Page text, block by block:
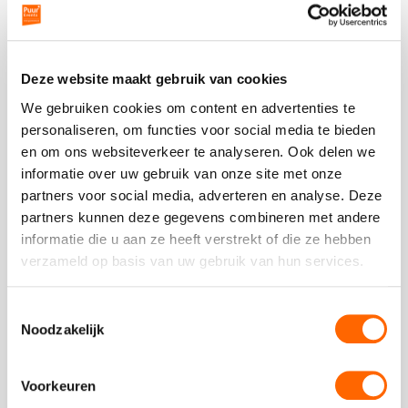
Deze website maakt gebruik van cookies
We gebruiken cookies om content en advertenties te
personaliseren, om functies voor social media te bieden
en om ons websiteverkeer te analyseren. Ook delen we
informatie over uw gebruik van onze site met onze
partners voor social media, adverteren en analyse. Deze
partners kunnen deze gegevens combineren met andere
informatie die u aan ze heeft verstrekt of die ze hebben
verzameld op basis van uw gebruik van hun services.
Noodzakelijk
Voorkeuren
Beoordeling van onze klanten
slide
St. Philadelphia Zorg
Smartlappen Workshop
Met een groep van 23 personen (waaronder 16
mensen met een verstandelijke beperking) hebben
wij 1,5 uur gevaren. Schipper David was een jonge,
review
als
St. Philadelphia Zorg